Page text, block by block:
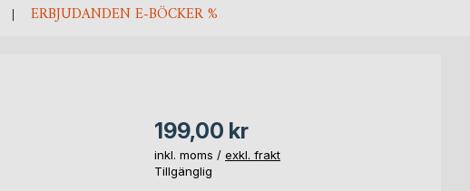
ERBJUDANDEN E-BÖCKER %
199,00 kr
inkl. moms / exkl. frakt
Tillgänglig